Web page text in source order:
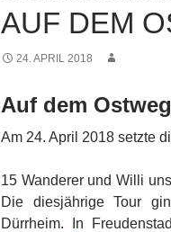
AUF DEM
24. APRIL 2018
Auf dem
Am 24. April 2018 setzte
15 Wanderer und Willi
Die diesjährige Tour
Dürrheim. In